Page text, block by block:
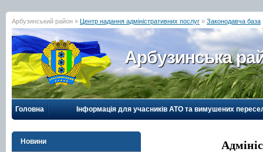
Арбузинський район » Центр надання адміністративних послуг » Законодавча база
Арбузинська
Головна Інформація для учасників АТО та вимушених
Новини